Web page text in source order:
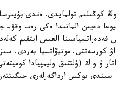
كوڭىلىم تولمايدى. ەندى بۇيىرسا
دەيىن الماتىدا ەكى رەت وقۋ-
فەدەراتسياسىنا العىس ايتقىم
كورسەتتى. موتيۆاتسيا بەردى.
ۇ و ك (ۇلتتىق وليمپيادا
سىندى بوكس ارداگەرلەرى